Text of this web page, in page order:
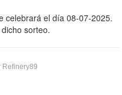
celebrará el día 08-07-2025.
sorteo.